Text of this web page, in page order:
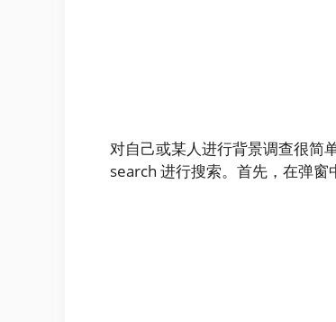
对自己或某人进行背景调查很简
search 进行搜索。首先，在弹